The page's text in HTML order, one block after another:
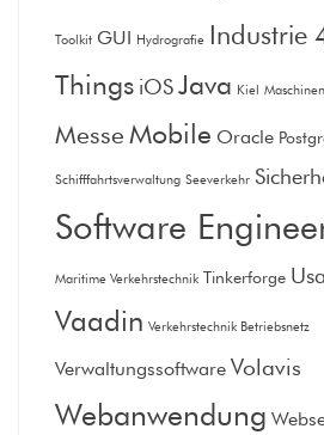
Toolkit GUI Hydrografie Industrie
Things iOSJava Kiel
Messe Mobile Oracle
Schifffahrtsverwaltung Seeverkehr
Software
Maritime Verkehrstechnik Tinkerforge
Vaadin Verkehrstechnik Betriebsnetz
Verwaltungssoftware Volavis
Webanwendung